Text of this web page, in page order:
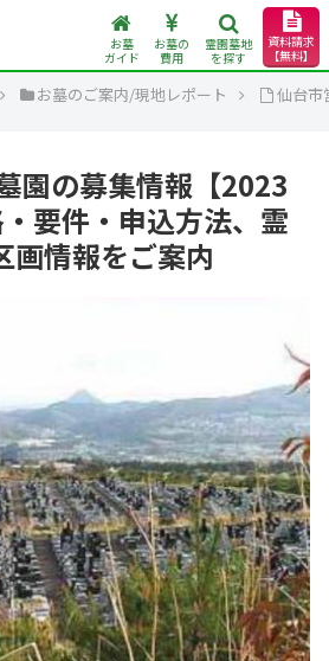
お墓
ガイド
お墓の
費用
霊園墓地
を探す
資料請求
【無料】
お墓のご案内/現地レポート 仙台市
園の募集情報【2023
要件・申込方法、霊
画情報をご案内